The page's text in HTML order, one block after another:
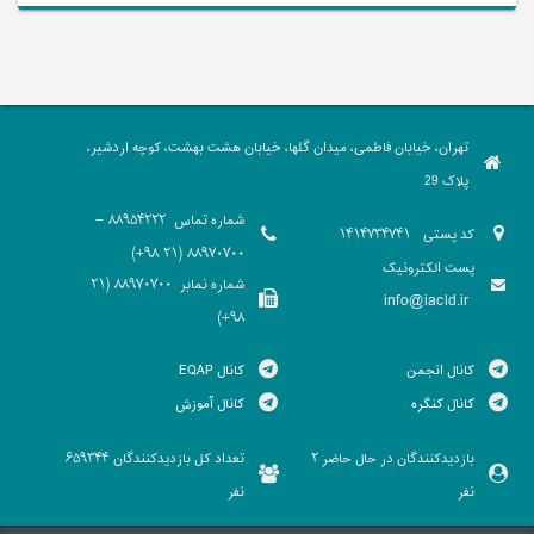
تهران، خیابان فاطمی، میدان گلها، خیابان هشت بهشت، کوچه اردشیر،
پلاک 29
کد پستی
پست الکترونیک
info@iacld.ir
شماره تماس
88954222 -
88970700 (21 98+)
شماره نمابر
88970700 (21
98+)
کانال انجمن
کانال کنگره
کانال EQAP
کانال آموزش
بازدیدکنندگان در حال حاضر 2
نفر
تعداد کل بازدیدکنندگان 659344
نفر